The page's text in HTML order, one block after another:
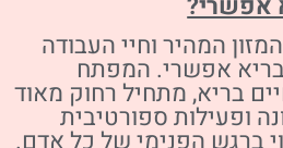
המהיר וחיי העבודה
אפשרי. המפתח
בריא, מתחיל רחוק מאוד
ופעילות ספורטיבית